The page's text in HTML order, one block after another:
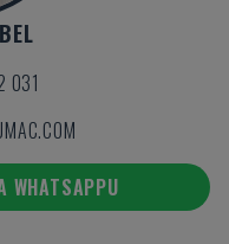
031
WHATSAPPU